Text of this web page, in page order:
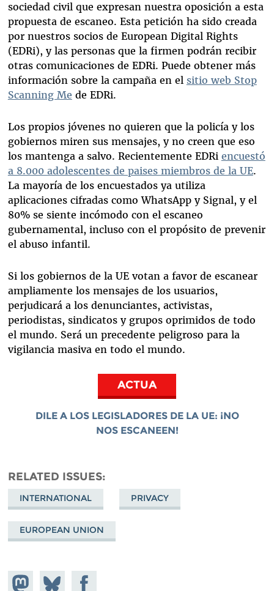
sociedad civil que expresan nuestra oposición a esta
propuesta de escaneo. Esta petición ha sido creada
por nuestros socios de European Digital Rights
(EDRi), y las personas que la firmen podrán recibir
otras comunicaciones de EDRi. Puede obtener más
información sobre la campaña en el sitio web Stop
Scanning Me de EDRi.
Los propios jóvenes no quieren que la policía y los
gobiernos miren sus mensajes, y no creen que eso
los mantenga a salvo. Recientemente EDRi encuestó
a 8.000 adolescentes de paises miembros de la UE.
La mayoría de los encuestados ya utiliza
aplicaciones cifradas como WhatsApp y Signal, y el
80% se siente incómodo con el escaneo
gubernamental, incluso con el propósito de prevenir
el abuso infantil.
Si los gobiernos de la UE votan a favor de escanear
ampliamente los mensajes de los usuarios,
perjudicará a los denunciantes, activistas,
periodistas, sindicatos y grupos oprimidos de todo
el mundo. Será un precedente peligroso para la
vigilancia masiva en todo el mundo.
ACTUA
DILE A LOS LEGISLADORES DE LA UE: ¡NO
NOS ESCANEEN!
RELATED ISSUES
INTERNATIONAL PRIVACY
EUROPEAN UNION
Share onShare
Share on